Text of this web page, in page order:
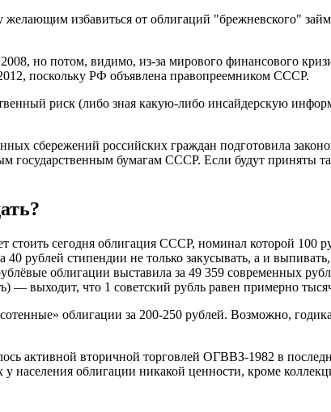
избавиться от облигаций "брежневского"
но потом, видимо, из-за мирового финансового
поскольку РФ объявлена правопреемником СССР.
риск (либо зная какую-либо инсайдерскую
сбережений российских граждан подготовила
государственным бумагам СССР. Если будут приняты
стоить сегодня облигация СССР, номинал которой 100
рублей стипендии не только закусывать, а и
облигации выставила за 49 359 современных
— выходит, что 1 советский рубль равен примерно
облигации за 200-250 рублей. Возможно,
активной вторичной торговлей ОГВВЗ-1982 в
населения облигации никакой ценности, кроме